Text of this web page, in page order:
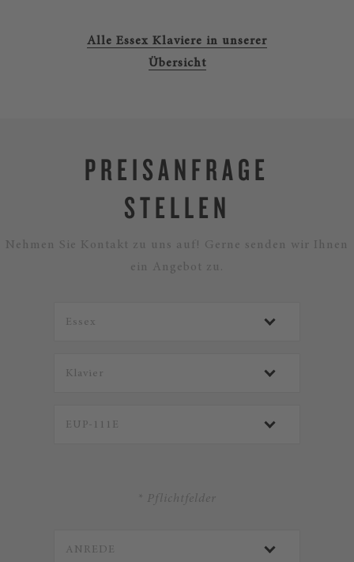
Alle Essex Klaviere in unserer
Übersicht
PREISANFRAGE
STELLEN
Nehmen Sie Kontakt zu uns auf! Gerne senden wir Ihnen
ein Angebot zu.
* Pflichtfelder